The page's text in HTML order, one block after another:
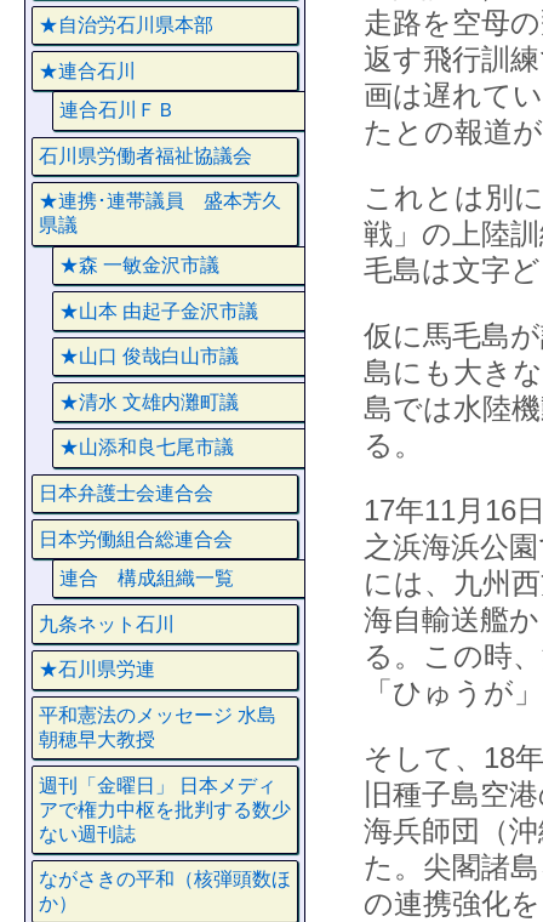
走路を空母
返す飛行訓
画は遅れて
たとの報道
これとは別
戦」の上陸
毛島は文字
仮に馬毛島
島にも大き
島では水陸
る。
17年11月16
之浜海浜公
には、九州
海自輸送艦
る。この時
「ひゅうが
そして、18
旧種子島空
海兵師団（
た。尖閣諸
の連携強化
★自治労石川県本部
★連合石川
連合石川ＦＢ
石川県労働者福祉協議会
★連携･連帯議員 盛本芳久
県議
★森 一敏金沢市議
★山本 由起子金沢市議
★山口 俊哉白山市議
★清水 文雄内灘町議
★山添和良七尾市議
日本弁護士会連合会
日本労働組合総連合会
連合 構成組織一覧
九条ネット石川
★石川県労連
平和憲法のメッセージ 水島
朝穂早大教授
週刊「金曜日」 日本メディ
アで権力中枢を批判する数少
ない週刊誌
ながさきの平和（核弾頭数ほ
か）